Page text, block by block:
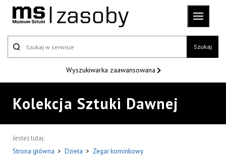
Szukaj
Wyszukiwarka zaawansowana
Kolekcja Sztuki Dawnej
Jesteś tutaj:
Strona główna > Dzieła > Zegar kominkowy